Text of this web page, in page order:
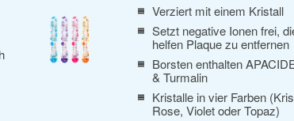
Verziert mit einem Kristall
Setzt negative Ionen frei,
helfen Plaque zu entfernen
Borsten enthalten
& Turmalin
Kristalle in vier Farben
Rose, Violet oder Topaz)